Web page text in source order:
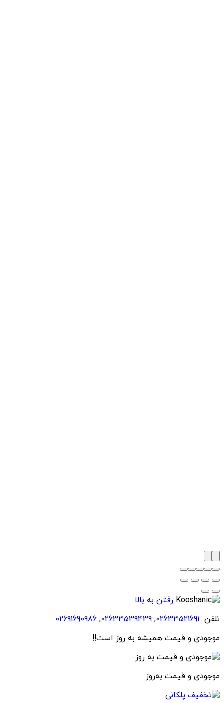
رفتن به بالا
تلفن 02633521691
,
02633539439
,
02691690986
موجودی و قیمت همیشه به روز است!!
موجودی و قیمت به‌روز